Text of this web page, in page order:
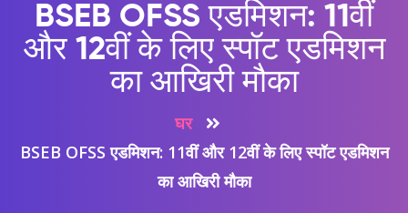
BSEB OFSS एडमिशन: 11वीं
और 12वीं के लिए स्पॉट एडमिशन
का आखिरी मौका
घर
BSEB OFSS एडमिशन: 11वीं और 12वीं के लिए स्पॉट एडमिशन
का आखिरी मौका